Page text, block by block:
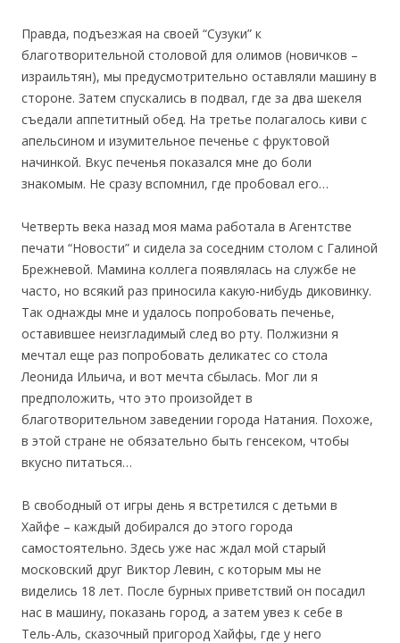
Правда, подъезжая на своей “Сузуки” к
благотворительной столовой для олимов (новичков –
израильтян), мы предусмотрительно оставляли машину в
стороне. Затем спускались в подвал, где за два шекеля
съедали аппетитный обед. На третье полагалось киви с
апельсином и изумительное печенье с фруктовой
начинкой. Вкус печенья показался мне до боли
знакомым. Не сразу вспомнил, где пробовал его…
Четверть века назад моя мама работала в Агентстве
печати “Новости” и сидела за соседним столом с Галиной
Брежневой. Мамина коллега появлялась на службе не
часто, но всякий раз приносила какую-нибудь диковинку.
Так однажды мне и удалось попробовать печенье,
оставившее неизгладимый след во рту. Полжизни я
мечтал еще раз попробовать деликатес со стола
Леонида Ильича, и вот мечта сбылась. Мог ли я
предположить, что это произойдет в
благотворительном заведении города Натания. Похоже,
в этой стране не обязательно быть генсеком, чтобы
вкусно питаться…
В свободный от игры день я встретился с детьми в
Хайфе – каждый добирался до этого города
самостоятельно. Здесь уже нас ждал мой старый
московский друг Виктор Левин, с которым мы не
виделись 18 лет. После бурных приветствий он посадил
нас в машину, показань город, а затем увез к себе в
Тель-Аль, сказочный пригород Хайфы, где у него